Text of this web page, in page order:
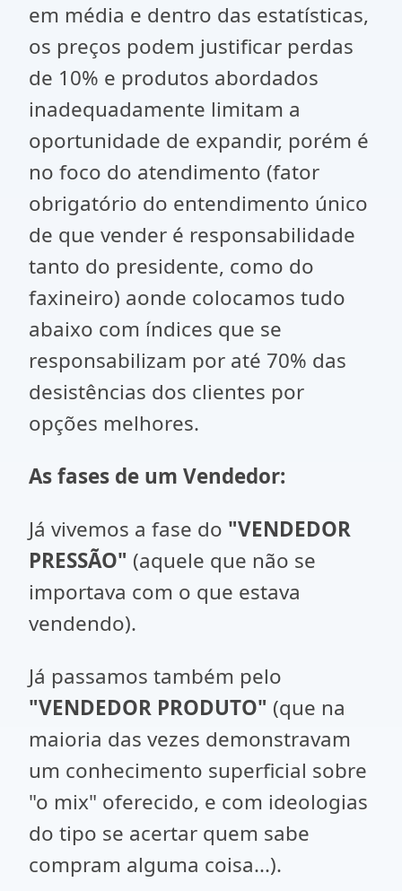
em média e dentro das estatísticas,
os preços podem justificar perdas
de 10% e produtos abordados
inadequadamente limitam a
oportunidade de expandir, porém é
no foco do atendimento (fator
obrigatório do entendimento único
de que vender é responsabilidade
tanto do presidente, como do
faxineiro) aonde colocamos tudo
abaixo com índices que se
responsabilizam por até 70% das
desistências dos clientes por
opções melhores.
As fases de um Vendedor:
Já vivemos a fase do "VENDEDOR
PRESSÃO" (aquele que não se
importava com o que estava
vendendo).
Já passamos também pelo
"VENDEDOR PRODUTO" (que na
maioria das vezes demonstravam
um conhecimento superficial sobre
"o mix" oferecido, e com ideologias
do tipo se acertar quem sabe
compram alguma coisa...).